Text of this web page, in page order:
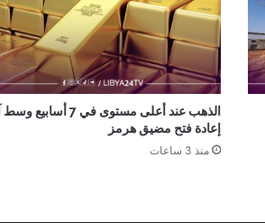
الذهب عند أعلى مستوى في 7
إعادة فتح مضيق هرمز
منذ 3 ساعات